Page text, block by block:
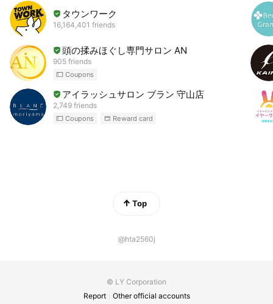
タウンワーク
16,164,401 friends
頭の揉みほぐし専門サロン AN
905 friends
Coupons
アイラッシュサロン ブラン 守山店
2,749 friends
Coupons Reward card
Top
@hta2560j
© LY Corporation
Report
Other official accounts